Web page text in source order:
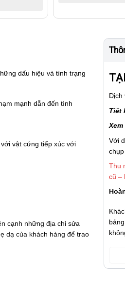
dấu hiệu và tình trạng
mạnh dẫn đến tình
vật cứng tiếp xúc với
cạnh những địa chỉ sửa
dạ của khách hàng để trao
sửa
Dịch
Tiết
Với
Thu
cũ –